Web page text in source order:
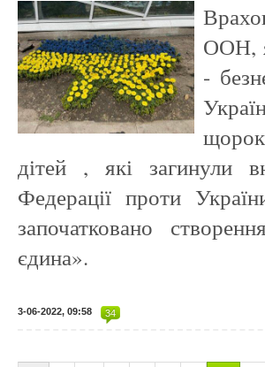
ООН,
-
дітей , які загинули
Федерації проти
започатковано
єдина».
3-06-2022, 09:58 34